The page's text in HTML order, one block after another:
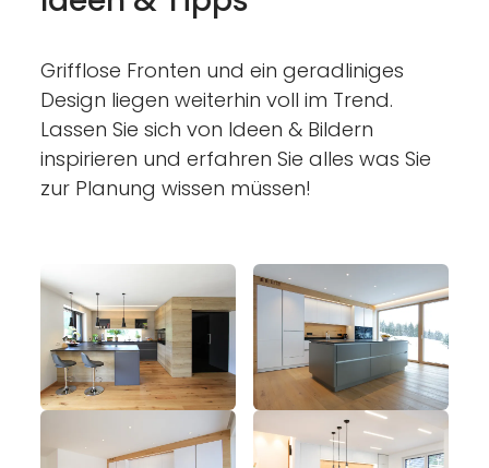
----
Grifflose Fronten und ein geradliniges
Design liegen weiterhin voll im Trend.
Lassen Sie sich von Ideen & Bildern
inspirieren und erfahren Sie alles was Sie
zur Planung wissen müssen!